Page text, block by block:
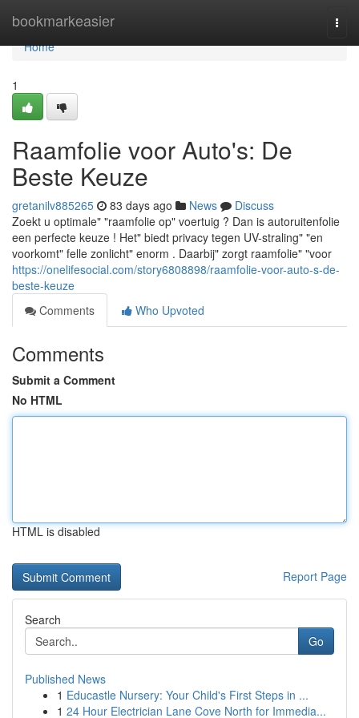
bookmarkeasier
Home
Home
1
Raamfolie voor Auto's: De
Beste Keuze
gretanilv885265 83 days ago News
Discuss
Zoekt u optimale" "raamfolie op" voertuig ? Dan is autoruitenfolie
een perfecte keuze ! Het" biedt privacy tegen UV-straling" "en
voorkomt" felle zonlicht" enorm . Daarbij" zorgt raamfolie" "voor
https://onelifesocial.com/story6808898/raamfolie-voor-auto-s-de-
beste-keuze
Comments
Who Upvoted
Comments
Submit a Comment
No HTML
HTML is disabled
Report Page
Search
Go
Published News
1 Educastle Nursery: Your Child's First Steps in ...
1 24 Hour Electrician Lane Cove North for Immedia...